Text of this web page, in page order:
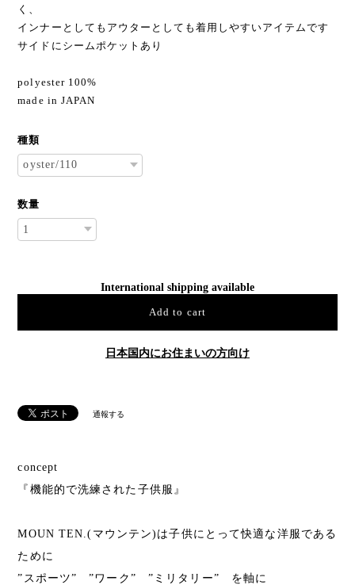
く、
インナーとしてもアウターとしても着用しやすいアイテムです
サイドにシームポケットあり
polyester 100%
made in JAPAN
種類
数量
International shipping available
Add to cart
日本国内にお住まいの方向け
通報する
concept
『機能的で洗練された子供服』
MOUN TEN.(マウンテン)は子供にとって快適な洋服である
ために
”スポーツ” ”ワーク” ”ミリタリー” を軸に